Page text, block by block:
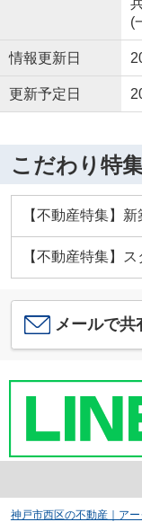
(
情報更新日
更新予定日
こだわり特
【不動産特集】
【不動産特集】
メールで共
神戸市西区の不動産｜ア